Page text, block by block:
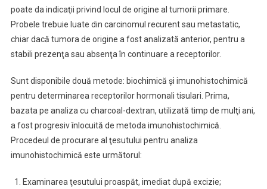
poate da indicaţii privind locul de origine al tumorii primare.
Probele trebuie luate din carcinomul recurent sau metastatic,
chiar dacă tumora de origine a fost analizată anterior, pentru a
stabili prezenţa sau absenţa în continuare a receptorilor.
Sunt disponibile două metode: biochimică şi imunohistochimică
pentru determinarea receptorilor hormonali tisulari. Prima,
bazata pe analiza cu charcoal-dextran, utilizată timp de mulţi ani,
a fost progresiv înlocuită de metoda imunohistochimică.
Procedeul de procurare al ţesutului pentru analiza
imunohistochimică este următorul:
Examinarea ţesutului proaspăt, imediat după excizie;